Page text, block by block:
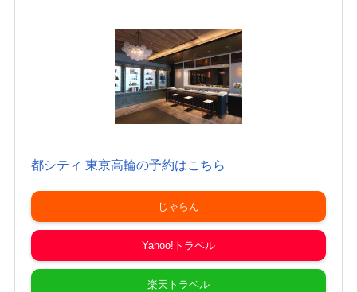
都シティ 東京高輪の予約はこちら
じゃらん
Yahoo!トラベル
楽天トラベル